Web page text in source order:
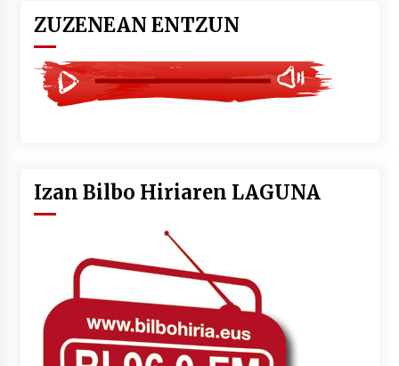
ZUZENEAN ENTZUN
Izan Bilbo Hiriaren LAGUNA